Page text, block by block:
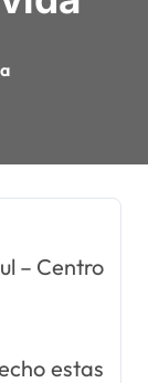
– Centro
estas